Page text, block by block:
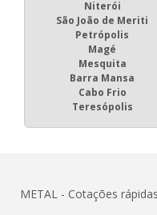
Niterói
São João de Meriti
Petrópolis
Magé
Mesquita
Barra Mansa
Cabo Frio
Teresópolis
METAL - Cotações